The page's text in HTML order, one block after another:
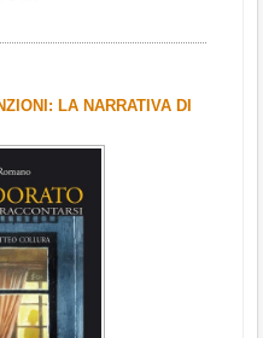
LA NARRATIVA DI